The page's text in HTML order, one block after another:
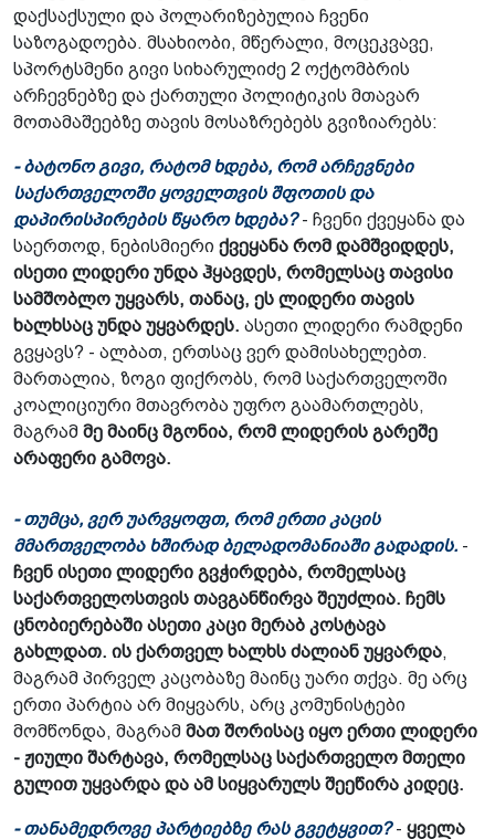
დაქსაქსული და პოლარიზებულია ჩვენი
საზოგადოება. მსახიობი, მწერალი, მოცეკვავე,
სპორტსმენი გივი სიხარულიძე 2 ოქტომბრის
არჩევნებზე და ქართული პოლიტიკის მთავარ
მოთამაშეებზე თავის მოსაზრებებს გვიზიარებს:
- ბატონო გივი, რატომ ხდება, რომ არჩევნები
საქართველოში ყოველთვის შფოთის და
დაპირისპირების წყარო ხდება?- ჩვენი ქვეყანა და
საერთოდ, ნებისმიერი ქვეყანა რომ დამშვიდდეს,
ისეთი ლიდერი უნდა ჰყავდეს, რომელსაც თავისი
სამშობლო უყვარს, თანაც, ეს ლიდერი თავის
ხალხსაც უნდა უყვარდეს. ასეთი ლიდერი რამდენი
გვყავს? - ალბათ, ერთსაც ვერ დამისახელებთ.
მართალია, ზოგი ფიქრობს, რომ საქართველოში
კოალიციური მთავრობა უფრო გაამართლებს,
მაგრამ მე მაინც მგონია, რომ ლიდერის გარეშე
არაფერი გამოვა.
- თუმცა, ვერ უარვყოფთ, რომ ერთი კაცის
მმართველობა ხშირად ბელადომანიაში გადადის. -
ჩვენ ისეთი ლიდერი გვჭირდება, რომელსაც
საქართველოსთვის თავგანწირვა შეუძლია. ჩემს
ცნობიერებაში ასეთი კაცი მერაბ კოსტავა
გახლდათ. ის ქართველ ხალხს ძალიან უყვარდა,
მაგრამ პირველ კაცობაზე მაინც უარი თქვა. მე არც
ერთი პარტია არ მიყვარს, არც კომუნისტები
მომწონდა, მაგრამ მათ შორისაც იყო ერთი ლიდერი
- ჟიული შარტავა, რომელსაც საქართველო მთელი
გულით უყვარდა და ამ სიყვარულს შეეწირა კიდეც.
- თანამედროვე პარტიებზე რას გვეტყვით?- ყველა